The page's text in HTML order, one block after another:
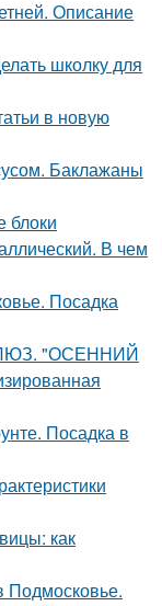
Описание
школку для
в новую
Баклажаны
блоки
В чем
Посадка
"ОСЕННИЙ
Посадка в
как